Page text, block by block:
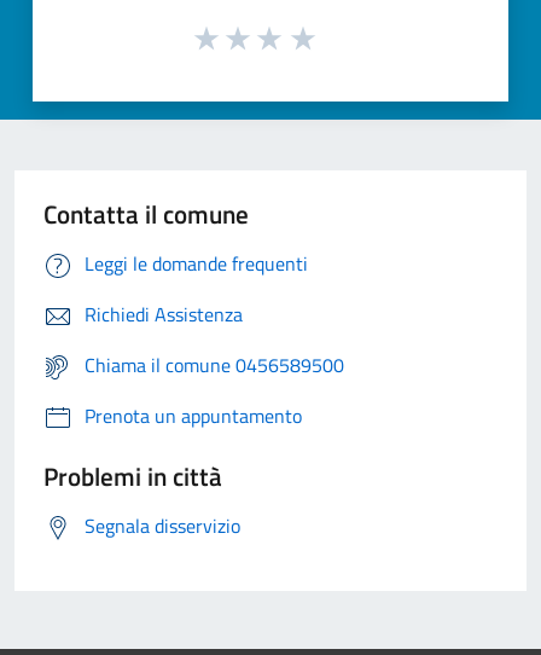
Contatta il comune
Leggi le domande frequenti
Richiedi Assistenza
Chiama il comune 0456589500
Prenota un appuntamento
Problemi in città
Segnala disservizio